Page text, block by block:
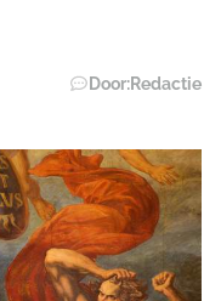
Door:Redactie